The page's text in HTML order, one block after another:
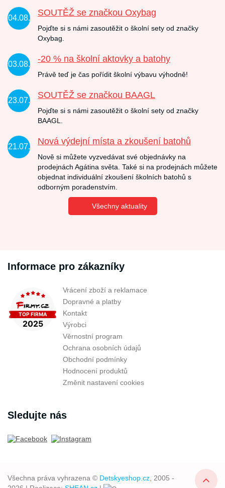
04.08.
SOUTĚŽ se značkou Oxybag
Pojďte si s námi zasoutěžit o školní sety od značky
Oxybag.
03.08.
-20 % na školní aktovky a batohy
Právě teď je čas pořídit školní výbavu výhodně!
23.07.
SOUTĚŽ se značkou BAAGL
Pojďte si s námi zasoutěžit o školní sety od značky
BAAGL.
21.07.
Nová výdejní místa a zkoušení batohů
Nově si můžete vyzvedávat své objednávky na
prodejnách Agátina světa. Také si na prodejnách můžete
objednat individuální zkoušení školních batohů s
odborným poradenstvím.
Všechny aktuality
Informace pro zákazníky
Vrácení zboží a reklamace
Dopravné a platby
Kontakt
Výrobci
Věrnostní program
Ochrana osobních údajů
Obchodní podmínky
Hodnocení produktů
Změnit nastavení cookies
Sledujte nás
Všechna práva vyhrazena © Detskyeshop.cz, 2005 -